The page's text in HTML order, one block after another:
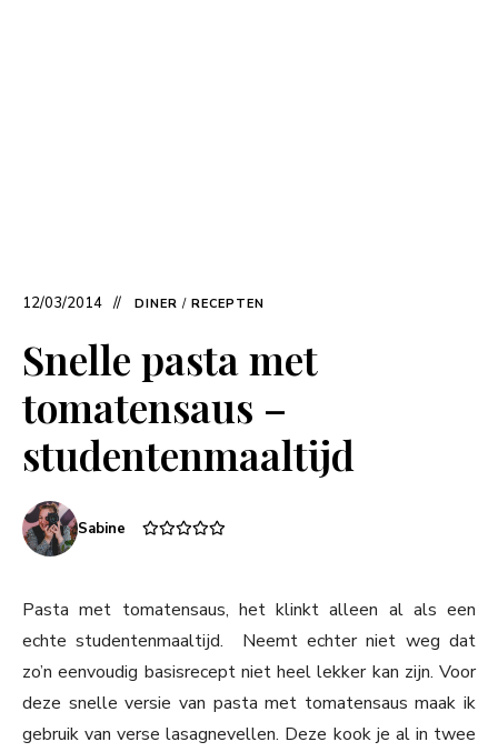
12/03/2014 DINER / RECEPTEN
Snelle pasta met
tomatensaus –
studentenmaaltijd
Sabine
Pasta met tomatensaus, het klinkt alleen al als een
echte studentenmaaltijd. Neemt echter niet weg dat
zo’n eenvoudig basisrecept niet heel lekker kan zijn. Voor
deze snelle versie van pasta met tomatensaus maak ik
gebruik van verse lasagnevellen. Deze kook je al in twee